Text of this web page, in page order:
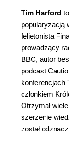
Tim Harford
popularyzacją
felietonista
prowadzący
BBC, autor
podcast
konferencjach
członkiem
Otrzymał
szerzenie
został